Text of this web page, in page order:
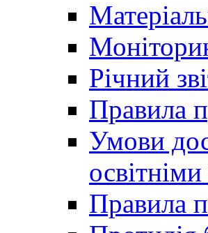
Річний
Правила
Умови
Правила